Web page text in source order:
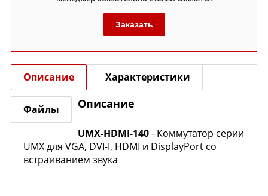
Заказать
Описание Характеристики
Файлы Описание
UMX-HDMI-140- Коммутатор серии
UMX для VGA, DVI-I, HDMI и DisplayPort со
встраиванием звука